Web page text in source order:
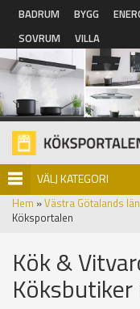
Hoppa till huvudinnehåll
BADRUM BYGG
SOVRUM
VILLA
VÄLJ KATEGORI
Hem »Västra Götalands län
Köksportalen
Kök &
Köksbutiker